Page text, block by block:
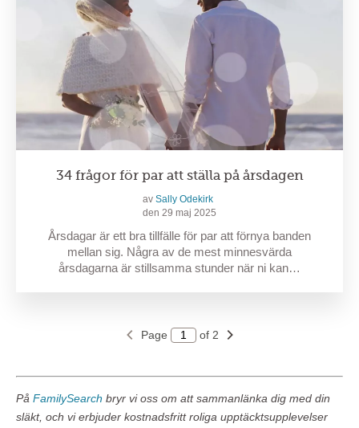
34 frågor för par att ställa på årsdagen
av Sally Odekirk
den 29 maj 2025
Årsdagar är ett bra tillfälle för par att förnya banden
mellan sig. Några av de mest minnesvärda
årsdagarna är stillsamma stunder när ni kan…
Page of 2
På FamilySearch bryr vi oss om att sammanlänka dig med din
släkt, och vi erbjuder kostnadsfritt roliga upptäcktsupplevelser